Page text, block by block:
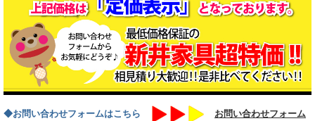
◆お問い合わせフォームはこちら お問い合わせフォーム